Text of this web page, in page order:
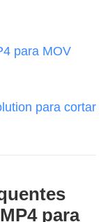
para MOV
para cortar
para